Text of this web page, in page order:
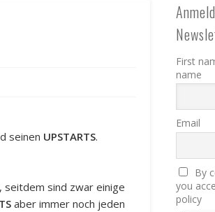
seinen UPSTARTS.
seitdem sind zwar einige
aber immer noch jeden
First
name
Email
By
you
policy